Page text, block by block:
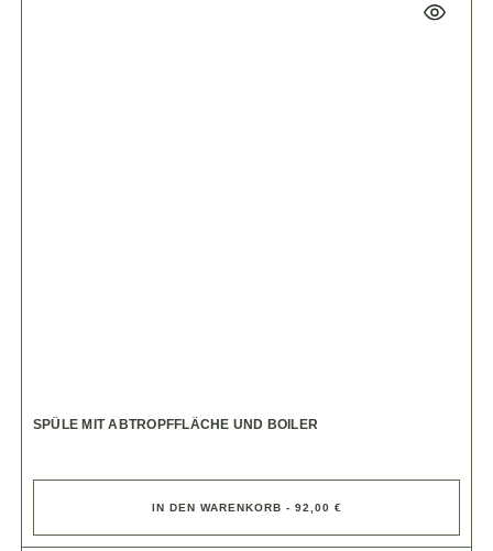
SPÜLE MIT ABTROPFFLÄCHE UND BOILER
IN DEN WARENKORB - 92,00 €